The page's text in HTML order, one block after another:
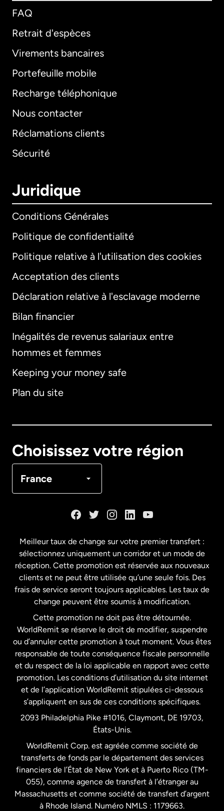
FAQ
Retrait d'espèces
Virements bancaires
Portefeuille mobile
Recharge téléphonique
Nous contacter
Réclamations clients
Sécurité
Juridique
Conditions Générales
Politique de confidentialité
Politique relative à l'utilisation des cookies
Acceptation des clients
Déclaration relative à l'esclavage moderne
Bilan financier
Inégalités de revenus salariaux entre
hommes et femmes
Keeping your money safe
Plan du site
Choisissez votre région
France
International
Allemagne
Français
États-Unis English
États-Unis Español
France
Malaisie
Nouvelle-Zélande
Pays-Bas
Royaume-Uni
Suède
Meilleur taux de change sur votre premier transfert :
sélectionnez uniquement un corridor et un mode de
réception. Cette promotion est réservée aux nouveaux
clients et ne peut être utilisée qu’une seule fois. Des
frais de service seront toujours applicables. Les taux de
change peuvent être soumis à modification.
Cette promotion ne doit pas être détournée.
WorldRemit se réserve le droit de modifier, suspendre
ou d’annuler cette promotion à tout moment. Vous êtes
responsable de toute conséquence fiscale personnelle
et du respect de la loi applicable en rapport avec cette
promotion. Les conditions d’utilisation du site internet
et de l’application WorldRemit stipulées ci-dessous
s’appliquent en sus de ces conditions spécifiques.
2093 Philadelphia Pike #1016, Claymont, DE 19703,
États-Unis.
WorldRemit Corp. est agréée comme société de
transferts de fonds par le département des services
financiers de l’État de New York et à Puerto Rico (TM-
055), comme agence de transfert à l’étranger au
Massachusetts et comme société de transfert d’argent
à Rhode Island. Numéro NMLS : 1179663.